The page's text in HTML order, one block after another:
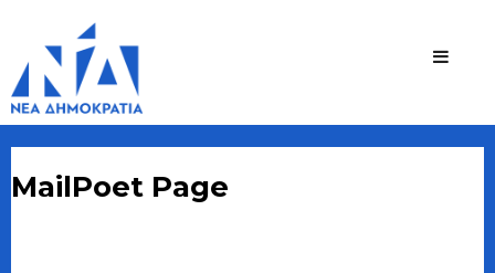
Ζήσης
Τζηκαλάγιας
Bουλευτής Ν.
MailPoet Page